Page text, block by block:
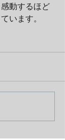
動するほど
います。